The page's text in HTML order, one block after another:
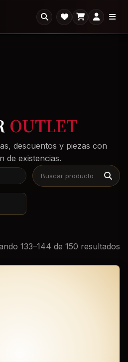
llevate dos, paga uno.
×
OUTLET
descuentos y piezas con
de existencias.
133–144 de 150 resultados